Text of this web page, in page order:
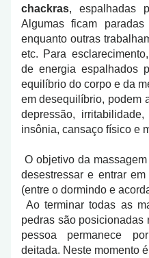
chackras, espalhadas
Algumas ficam
enquanto outras
etc. Para
de energia espalhados
equilíbrio do corpo e da
em desequilíbrio, podem
depressão,
insônia, cansaço físico e
O objetivo da
desestressar e entrar
(entre o dormindo e
Ao terminar todas as
pedras são posicionadas
pessoa permanece
deitada. Neste momento